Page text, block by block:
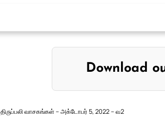
Download
திருப்பலி வாசகங்கள் – அக்டோபர் 5, 2022 – வ2